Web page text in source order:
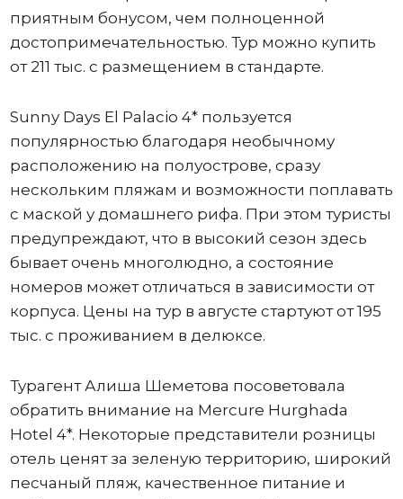
приятным бонусом, чем полноценной
достопримечательностью. Тур можно купить
от 211 тыс. с размещением в стандарте.
Sunny Days El Palacio 4* пользуется
популярностью благодаря необычному
расположению на полуострове, сразу
нескольким пляжам и возможности поплавать
с маской у домашнего рифа. При этом туристы
предупреждают, что в высокий сезон здесь
бывает очень многолюдно, а состояние
номеров может отличаться в зависимости от
корпуса. Цены на тур в августе стартуют от 195
тыс. с проживанием в делюксе.
Турагент Алиша Шеметова посоветовала
обратить внимание на Mercure Hurghada
Hotel 4*. Некоторые представители розницы
отель ценят за зеленую территорию, широкий
песчаный пляж, качественное питание и